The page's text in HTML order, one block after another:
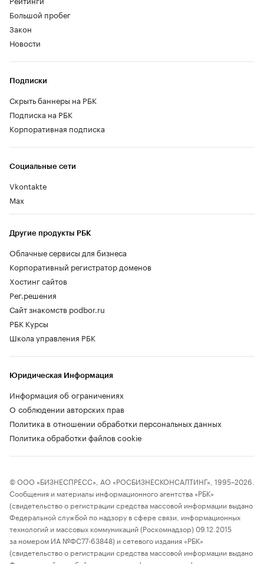
Большой пробег
Закон
Новости
Социальные сети
Vkontakte
Max
Другие продукты РБК
Облачные сервисы для бизнеса
Корпоративный регистратор доменов
Хостинг сайтов
Рег.решения
Сайт знакомств podbor.ru
РБК Курсы
Школа управления РБК
Подписки
Скрыть баннеры на РБК
Подписка на РБК
Корпоративная подписка
Юридическая Информация
Информация об ограничениях
О соблюдении авторских прав
Политика в отношении обработки персональных данных
Политика обработки файлов cookie
© ООО «БИЗНЕСПРЕСС», АО «РОСБИЗНЕСКОНСАЛТИНГ», 1995–2026.
Сообщения и материалы информационного агентства «РБК»
(свидетельство о регистрации средства массовой информации выдано
Федеральной службой по надзору в сфере связи, информационных
технологий и массовых коммуникаций (Роскомнадзор) 09.12.2015
за номером ИА №ФС77-63848) и сетевого издания «РБК»
(свидетельство о регистрации средства массовой информации выдано